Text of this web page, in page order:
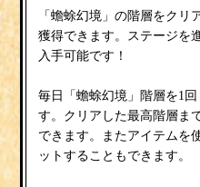
「蟾蜍幻境」の階層をクリ
獲得できます。ステージを
入手可能です！
毎日「蟾蜍幻境」階層を1
す。クリアした最高階層ま
できます。またアイテムを
ットすることもできます。